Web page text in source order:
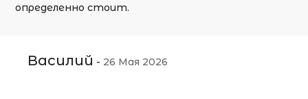
определенно стоит.
Василий - 26 Мая 2026